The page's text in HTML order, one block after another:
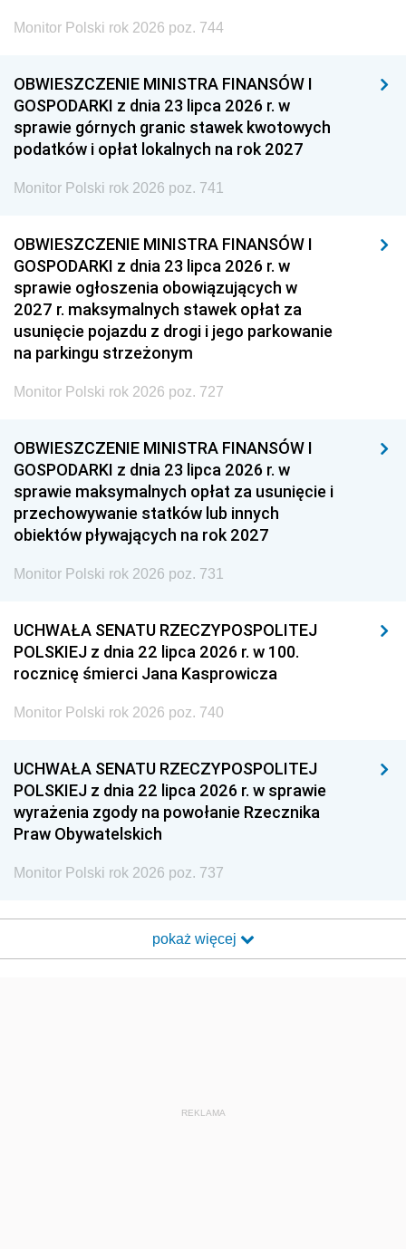
Monitor Polski rok 2026 poz. 744
OBWIESZCZENIE MINISTRA FINANSÓW I
GOSPODARKI z dnia 23 lipca 2026 r. w
sprawie górnych granic stawek kwotowych
podatków i opłat lokalnych na rok 2027
Monitor Polski rok 2026 poz. 741
OBWIESZCZENIE MINISTRA FINANSÓW I
GOSPODARKI z dnia 23 lipca 2026 r. w
sprawie ogłoszenia obowiązujących w
2027 r. maksymalnych stawek opłat za
usunięcie pojazdu z drogi i jego parkowanie
na parkingu strzeżonym
Monitor Polski rok 2026 poz. 727
OBWIESZCZENIE MINISTRA FINANSÓW I
GOSPODARKI z dnia 23 lipca 2026 r. w
sprawie maksymalnych opłat za usunięcie i
przechowywanie statków lub innych
obiektów pływających na rok 2027
Monitor Polski rok 2026 poz. 731
UCHWAŁA SENATU RZECZYPOSPOLITEJ
POLSKIEJ z dnia 22 lipca 2026 r. w 100.
rocznicę śmierci Jana Kasprowicza
Monitor Polski rok 2026 poz. 740
UCHWAŁA SENATU RZECZYPOSPOLITEJ
POLSKIEJ z dnia 22 lipca 2026 r. w sprawie
wyrażenia zgody na powołanie Rzecznika
Praw Obywatelskich
Monitor Polski rok 2026 poz. 737
pokaż więcej
REKLAMA